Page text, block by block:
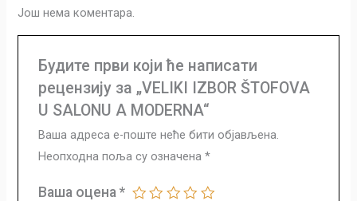
Још нема коментара.
Будите први који ће написати
рецензију за „VELIKI IZBOR ŠTOFOVA
U SALONU A MODERNA“
Ваша адреса е-поште неће бити објављена.
Неопходна поља су означена *
Ваша оцена *